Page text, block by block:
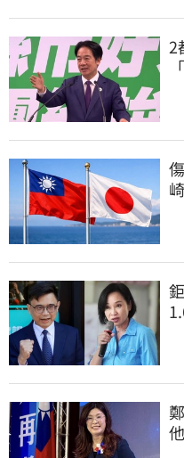
2